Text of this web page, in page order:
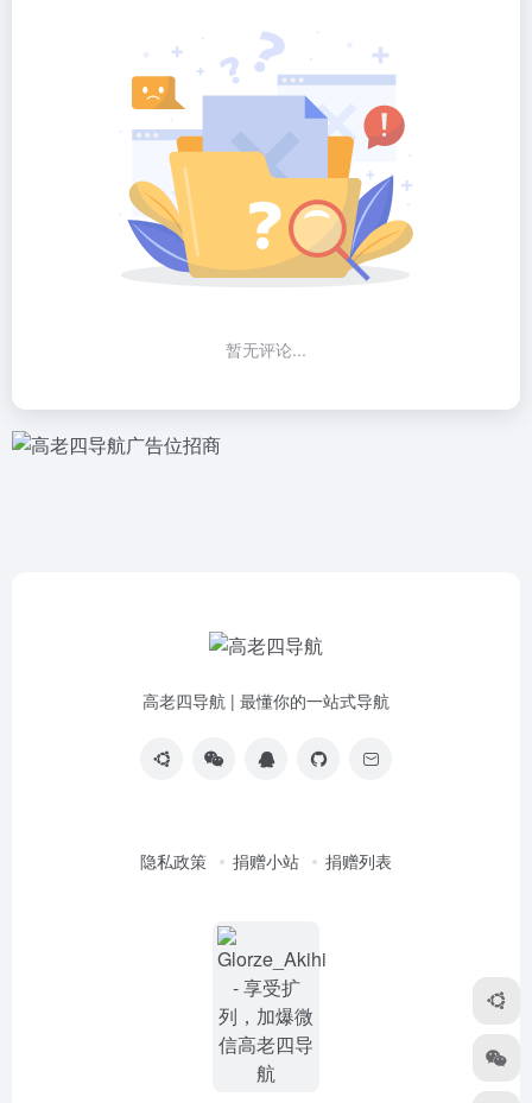
暂无评论...
高老四导航 | 最懂你的一站式导航
隐私政策 捐赠小站 捐赠列表